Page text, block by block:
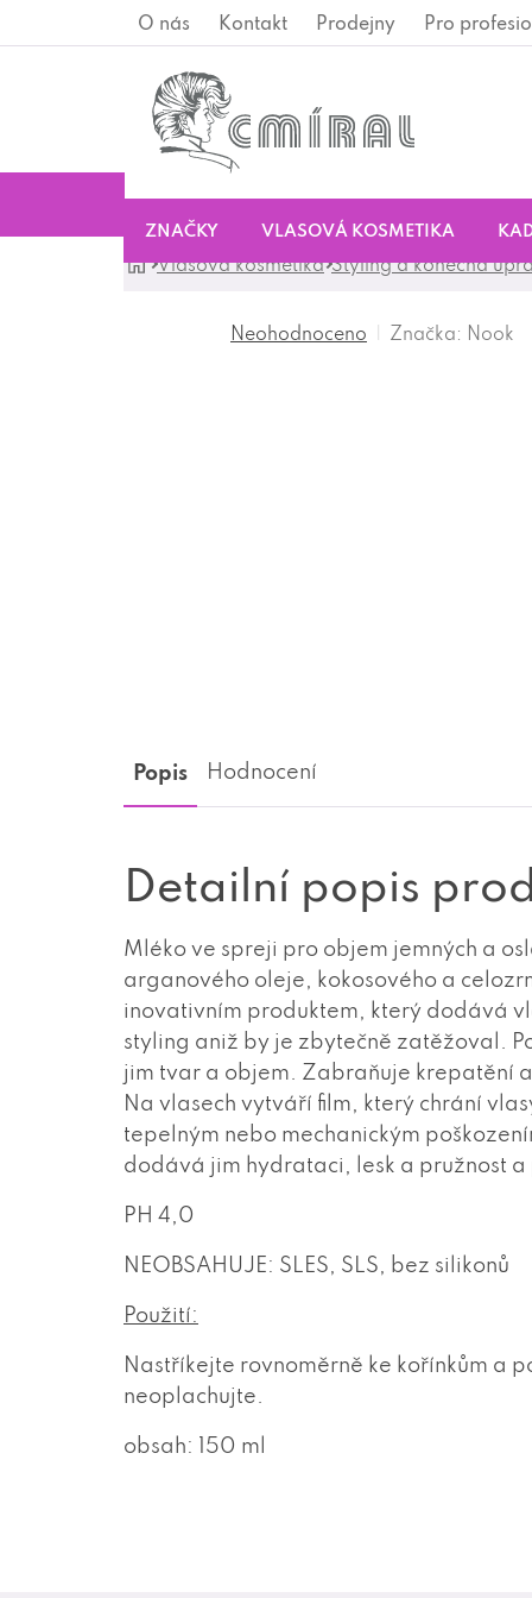
O nás Kontakt Prodejny Pro
ZNAČKY VLASOVÁ KOSMETIKA
DomůVlasová kosmetika Styling a konečná
Neohodnoceno Značka: Nook
Popis Hodnocení
Detailní popis
Mléko ve spreji pro objem jemných a
arganového oleje, kokosového a
inovativním produktem, který dodává
styling aniž by je zbytečně zatěžoval.
jim tvar a objem. Zabraňuje krepatění
Na vlasech vytváří film, který chrání
tepelným nebo mechanickým
dodává jim hydrataci, lesk a pružnost
PH 4,0
NEOBSAHUJE: SLES, SLS, bez silikonů
Použití:
Nastříkejte rovnoměrně ke kořínkům a
neoplachujte.
obsah: 150 ml